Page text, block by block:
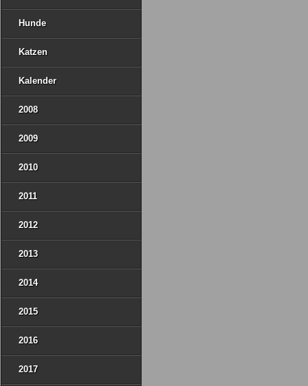
Hunde
Katzen
Kalender
2008
2009
2010
2011
2012
2013
2014
2015
2016
2017